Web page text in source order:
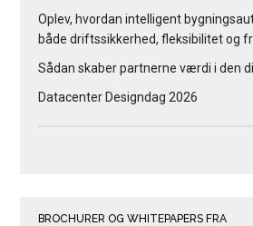
Oplev, hvordan intelligent
både driftssikkerhed, fleksibilitet og
Sådan skaber partnerne værdi i den
Datacenter Designdag 2026
BROCHURER OG WHITEPAPERS FRA